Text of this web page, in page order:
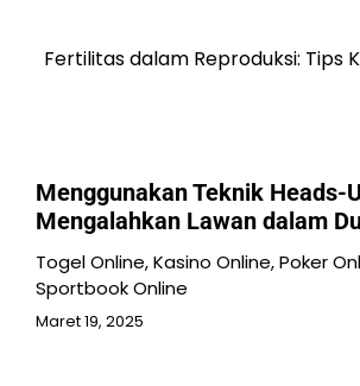
Fertilitas dalam Reproduksi: Tips
Menggunakan Teknik Heads-
Mengalahkan Lawan dalam
Togel Online, Kasino Online, Poker
Sportbook Online
Maret 19, 2025